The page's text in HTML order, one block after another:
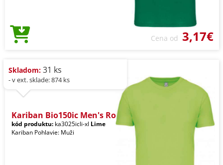
Cena od 3,17€
Skladom: 31 ks
- v ext. sklade: 874 ks
Kariban Bio150ic Men's Ro
kód produktu: ka3025icli-xl Lime
Kariban Pohlavie: Muži